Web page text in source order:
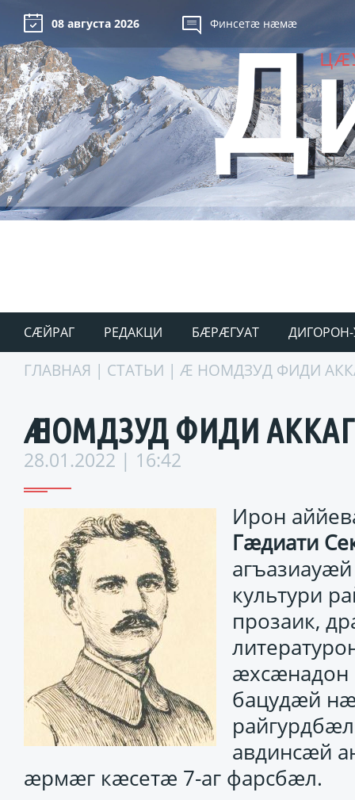
08 августа 2026 Финсетæ нæмæ
СÆЙРАГ РЕДАКЦИ БÆРÆГУАТ ДИГОРОН-
ГЛАВНАЯ | СТАТЬИ | Ӕ НОМДЗУД ФИДИ
Ӕ НОМДЗУД ФИДИ
28.01.2022 | 16:42
Ирон
Гӕдиати
культури
прозаик,
ӕхсӕнадон
бацудӕй
авдинсӕй
ӕрмӕг кӕсетӕ 7-аг фарсбӕл.